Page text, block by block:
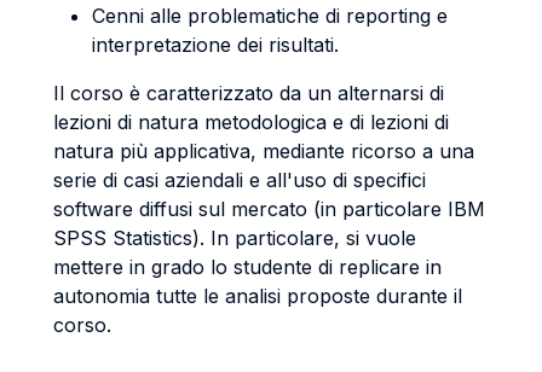
Cenni alle problematiche di reporting e
interpretazione dei risultati.
Il corso è caratterizzato da un alternarsi di
lezioni di natura metodologica e di lezioni di
natura più applicativa, mediante ricorso a una
serie di casi aziendali e all'uso di specifici
software diffusi sul mercato (in particolare IBM
SPSS Statistics). In particolare, si vuole
mettere in grado lo studente di replicare in
autonomia tutte le analisi proposte durante il
corso.